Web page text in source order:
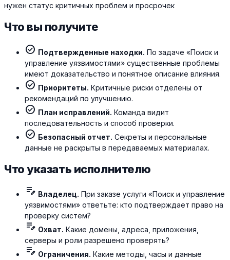
нужен статус критичных проблем и просрочек
Что вы получите
check_circle Подтвержденные находки. По задаче «Поиск и
управление уязвимостями» существенные проблемы
имеют доказательство и понятное описание влияния.
check_circle Приоритеты. Критичные риски отделены от
рекомендаций по улучшению.
check_circle План исправлений. Команда видит
последовательность и способ проверки.
check_circle Безопасный отчет. Секреты и персональные
данные не раскрыты в передаваемых материалах.
Что указать исполнителю
edit_note Владелец. При заказе услуги «Поиск и управление
уязвимостями» ответьте: кто подтверждает право на
проверку систем?
edit_note Охват. Какие домены, адреса, приложения,
серверы и роли разрешено проверять?
edit_note Ограничения. Какие методы, часы и данные